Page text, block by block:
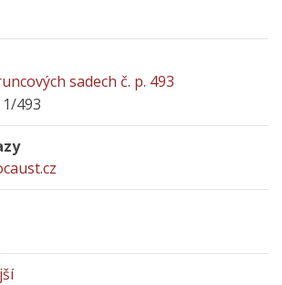
sadech č. p. 493
493